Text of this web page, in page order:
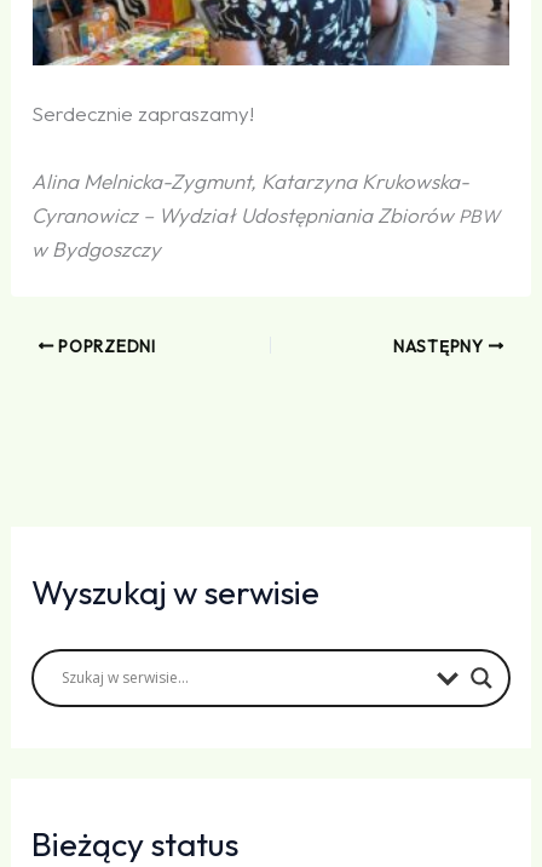
Serdecznie zapraszamy!
Alina Melnicka-Zygmunt, Katarzyna Krukowska-
Cyranowicz – Wydział Udostępniania Zbiorów PBW
w Bydgoszczy
POPRZEDNI NASTĘPNY
Wyszukaj w serwisie
Bieżący status